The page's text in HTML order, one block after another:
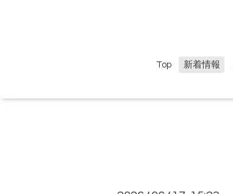
Top 新着情報